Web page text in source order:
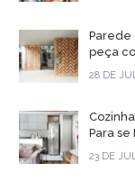
Parede
peça
28 DE
Para se
23 DE